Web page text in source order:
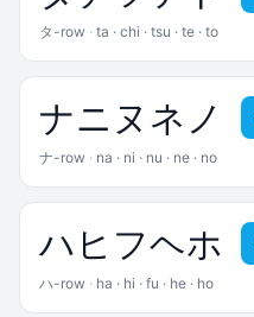
タ-row · ta · chi · tsu · te · to
ナニ ヌ ネ ノ
ナ-row · na · ni · nu · ne · no
ハ ヒ フヘホ
ハ-row · ha · hi · fu · he · ho